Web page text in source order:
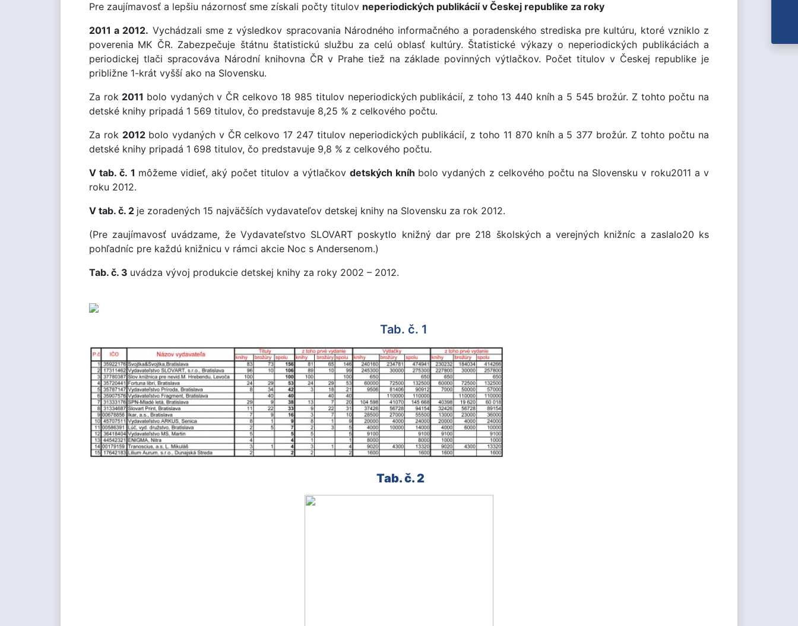
Pre zaujímavosť a lepšiu názornosť sme získali počty titulov neperiodických publikácií v Českej republike za roky
2011 a 2012. Vychádzali sme z výsledkov spracovania Národného informačného a poradenského strediska pre kultúru, ktoré vzniklo z
poverenia MK ČR. Zabezpečuje štátnu štatistickú službu za celú oblasť kultúry. Štatistické výkazy o neperiodických publikáciách a
periodickej tlači spracováva Národní knihovna ČR v Prahe tiež na základe povinných výtlačkov. Počet titulov v Českej republike je
približne 1-krát vyšší ako na Slovensku.
Za rok 2011 bolo vydaných v ČR celkovo 18 985 titulov neperiodických publikácií, z toho 13 440 kníh a 5 545 brožúr. Z tohto počtu na
detské knihy pripadá 1 569 titulov, čo predstavuje 8,25 % z celkového počtu.
Za rok 2012 bolo vydaných v ČR celkovo 17 247 titulov neperiodických publikácií, z toho 11 870 kníh a 5 377 brožúr. Z tohto počtu na
detské knihy pripadá 1 698 titulov, čo predstavuje 9,8 % z celkového počtu.
V tab. č. 1 môžeme vidieť, aký počet titulov a výtlačkov detských kníh bolo vydaných z celkového počtu na Slovensku v roku2011 a v
roku 2012.
V tab. č. 2 je zoradených 15 najväčších vydavateľov detskej knihy na Slovensku za rok 2012.
(Pre zaujímavosť uvádzame, že Vydavateľstvo SLOVART poskytlo knižný dar pre 218 školských a verejných knižníc a zaslalo20 ks
pohľadníc pre každú knižnicu v rámci akcie Noc s Andersenom.)
Tab. č. 3 uvádza vývoj produkcie detskej knihy za roky 2002 – 2012.
Tab. č. 1
Tab. č. 2